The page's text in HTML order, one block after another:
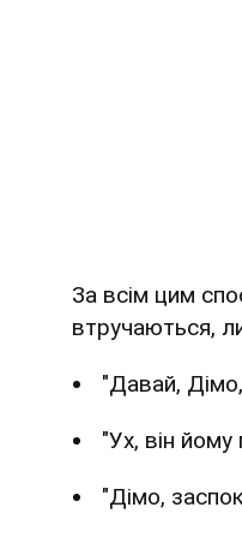
За всім цим
втручаються,
"Давай,
"Ух, він
"Дімо,